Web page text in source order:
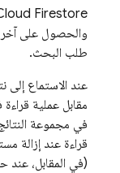
Firestore
والحصول على آخر
طلب البحث.
عند الاستماع
مقابل عملية
في مجموعة
قراءة عند إزالة
(في المقابل،